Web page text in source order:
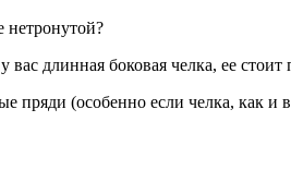
нетронутой?
длинная боковая челка, ее
(особенно если челка, как и